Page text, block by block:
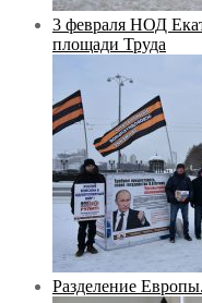
3 февраля НОД
площади Труда
Разделение